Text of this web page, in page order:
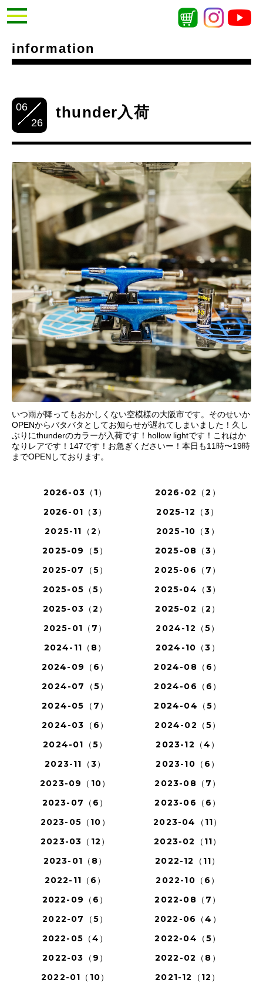
information
06
26
thunder入荷
いつ雨が降ってもおかしくない空模様の大阪市です。そのせいか
OPENからバタバタとしてお知らせが遅れてしまいました！久し
ぶりにthunderのカラーが入荷です！hollow lightです！これはか
なりレアです！147です！お急ぎくださいー！本日も11時〜19時
までOPENしております。
2026-03（1）
2026-02（2）
2026-01（3）
2025-12（3）
2025-11（2）
2025-10（3）
2025-09（5）
2025-08（3）
2025-07（5）
2025-06（7）
2025-05（5）
2025-04（3）
2025-03（2）
2025-02（2）
2025-01（7）
2024-12（5）
2024-11（8）
2024-10（3）
2024-09（6）
2024-08（6）
2024-07（5）
2024-06（6）
2024-05（7）
2024-04（5）
2024-03（6）
2024-02（5）
2024-01（5）
2023-12（4）
2023-11（3）
2023-10（6）
2023-09（10）
2023-08（7）
2023-07（6）
2023-06（6）
2023-05（10）
2023-04（11）
2023-03（12）
2023-02（11）
2023-01（8）
2022-12（11）
2022-11（6）
2022-10（6）
2022-09（6）
2022-08（7）
2022-07（5）
2022-06（4）
2022-05（4）
2022-04（5）
2022-03（9）
2022-02（8）
2022-01（10）
2021-12（12）